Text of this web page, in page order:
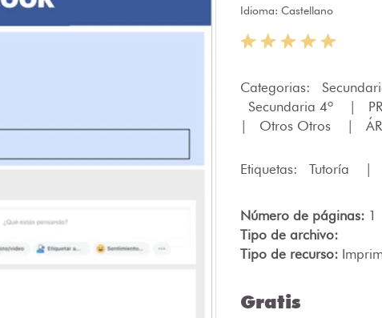
Idioma: Castellano
Categorias:
Secundaria 4º
Otros Otros
Etiquetas: Tutoría
Número de páginas: 1
Tipo de archivo:
Tipo de recurso:
Gratis